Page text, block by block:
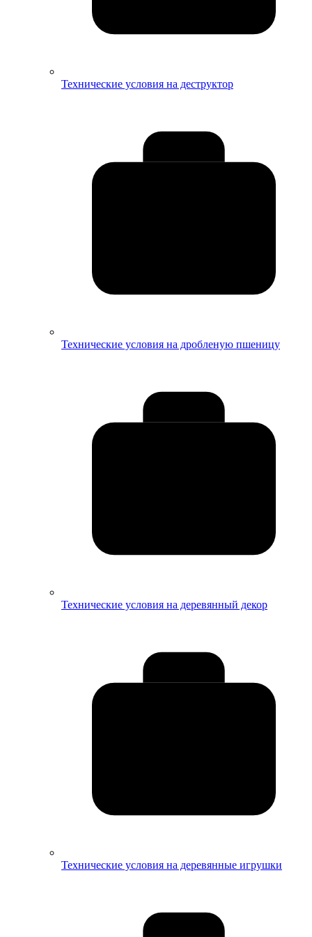
Технические условия на деструктор
Технические условия на дробленую пшеницу
Технические условия на деревянный декор
Технические условия на деревянные игрушки